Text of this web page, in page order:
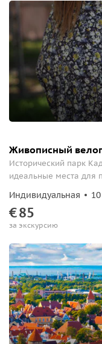
Живописный
Исторический парк Кадриорг и живописное
идеальные места для
Индивидуальная
€85
за экскурсию